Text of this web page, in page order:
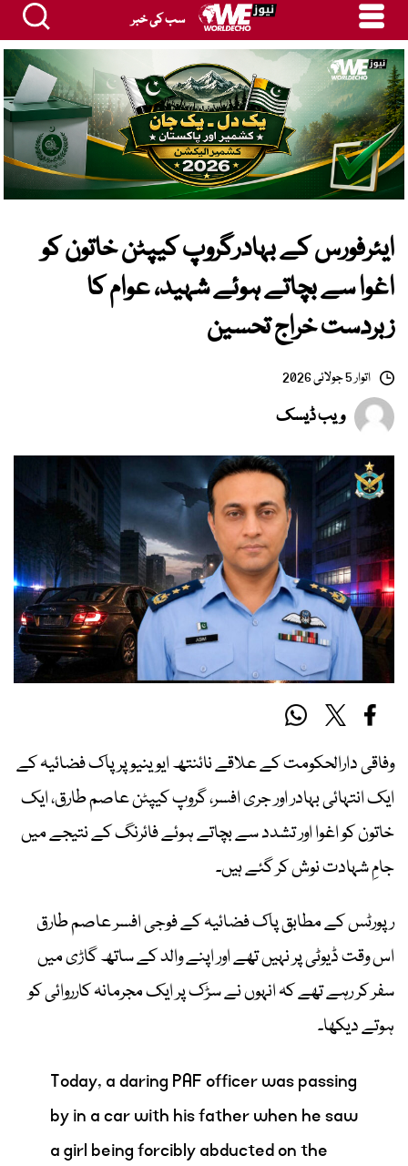
سب کی خبر
ایئرفورس کے بہادرگروپ کیپٹن خاتون کو
اغوا سے بچاتے ہوئے شہید، عوام کا
زبردست خراج تحسین
اتوار 5 جولائی 2026
ویب ڈیسک
وفاقی دارالحکومت کے علاقے نائنتھ ایوینیو پر پاک فضائیہ کے
ایک انتہائی بہادر اور جری افسر، گروپ کیپٹن عاصم طارق، ایک
خاتون کو اغوا اور تشدد سے بچاتے ہوئے فائرنگ کے نتیجے میں
جامِ شہادت نوش کر گئے ہیں۔
رپورٹس کے مطابق پاک فضائیہ کے فوجی افسر عاصم طارق
اس وقت ڈیوٹی پر نہیں تھے اور اپنے والد کے ساتھ گاڑی میں
سفر کر رہے تھے کہ انہوں نے سڑک پر ایک مجرمانہ کارروائی کو
ہوتے دیکھا۔
Today, a daring PAF officer was passing
by in a car with his father when he saw
a girl being forcibly abducted on the